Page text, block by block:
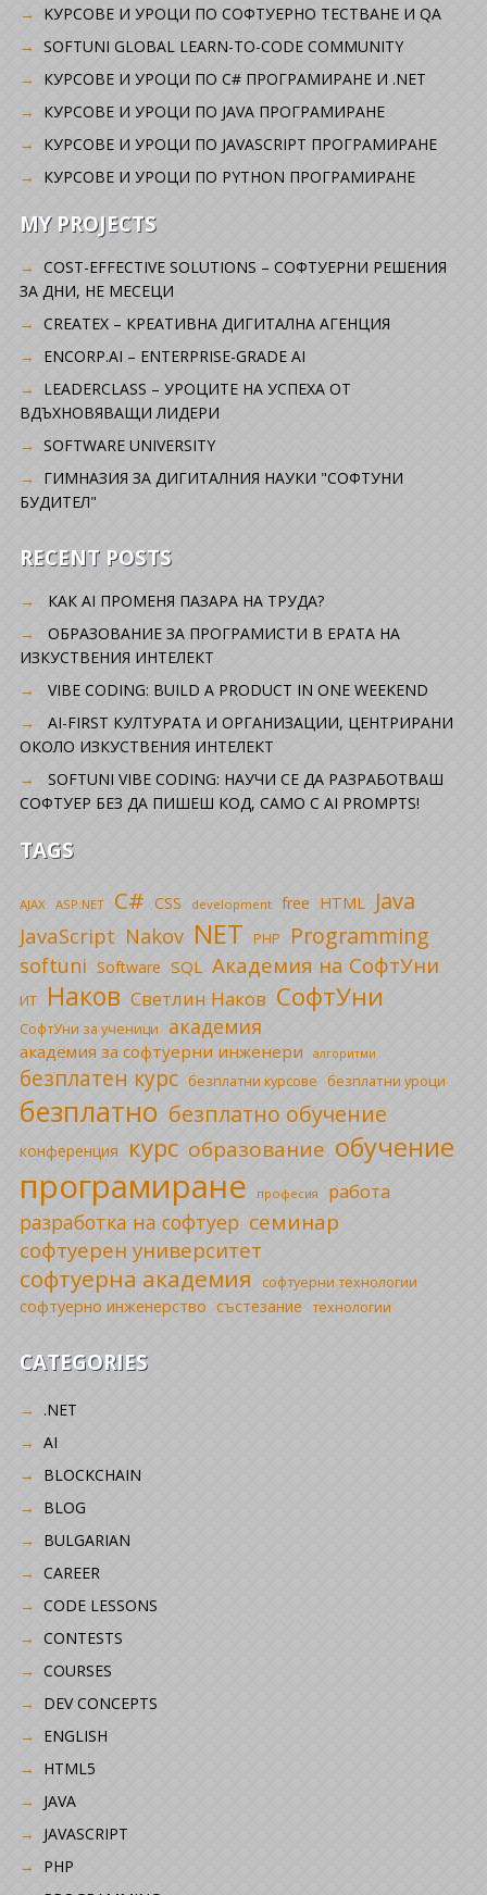
KУРСОВЕ И УРОЦИ ПО СОФТУЕРНО ТЕСТВАНЕ И QA
SOFTUNI GLOBAL LEARN-TO-CODE COMMUNITY
КУРСОВЕ И УРОЦИ ПО C# ПРОГРАМИРАНЕ И .NET
КУРСОВЕ И УРОЦИ ПО JAVA ПРОГРАМИРАНЕ
КУРСОВЕ И УРОЦИ ПО JAVASCRIPT ПРОГРАМИРАНЕ
КУРСОВЕ И УРОЦИ ПО PYTHON ПРОГРАМИРАНЕ
MY PROJECTS
COST-EFFECTIVE SOLUTIONS – СОФТУЕРНИ РЕШЕНИЯ
ЗА ДНИ, НЕ МЕСЕЦИ
CREATEX – КРЕАТИВНА ДИГИТАЛНА АГЕНЦИЯ
ENCORP.AI – ENTERPRISE-GRADE AI
LEADERCLASS – УРОЦИТЕ НА УСПЕХА ОТ
ВДЪХНОВЯВАЩИ ЛИДЕРИ
SOFTWARE UNIVERSITY
ГИМНАЗИЯ ЗА ДИГИТАЛНИЯ НАУКИ "СОФТУНИ
БУДИТЕЛ"
RECENT POSTS
КАК AI ПРОМЕНЯ ПАЗАРА НА ТРУДА?
ОБРАЗОВАНИЕ ЗА ПРОГРАМИСТИ В ЕРАТА НА
ИЗКУСТВЕНИЯ ИНТЕЛЕКТ
VIBE CODING: BUILD A PRODUCT IN ONE WEEKEND
AI-FIRST КУЛТУРАТА И ОРГАНИЗАЦИИ, ЦЕНТРИРАНИ
ОКОЛО ИЗКУСТВЕНИЯ ИНТЕЛЕКТ
SOFTUNI VIBE CODING: НАУЧИ СЕ ДА РАЗРАБОТВАШ
СОФТУЕР БЕЗ ДА ПИШЕШ КОД, САМО С AI PROMPTS!
TAGS
AJAX ASP.NET C# CSS development free HTML Java
JavaScript Nakov NET PHP Programming
softuni Software SQL Академия на СофтУни
ИТ Наков Светлин Наков СофтУни
СофтУни за ученици академия
академия за софтуерни инженери алгоритми
безплатен курс безплатни курсове безплатни уроци
безплатно безплатно обучение
конференция курс образование обучение
програмиране професия работа
разработка на софтуер семинар
софтуерен университет
софтуерна академия софтуерни технологии
софтуерно инженерство състезание технологии
CATEGORIES
.NET
AI
BLOCKCHAIN
BLOG
BULGARIAN
CAREER
CODE LESSONS
CONTESTS
COURSES
DEV CONCEPTS
ENGLISH
HTML5
JAVA
JAVASCRIPT
PHP